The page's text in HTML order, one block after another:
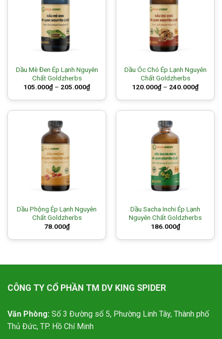
Dầu Mè Đen Ép Lạnh Nguyên
Chất Goldzherbs
105.000₫ – 205.000₫Price
105.000₫
205.000₫
Dầu Óc Chó Ép Lạnh Nguyên
Chất Goldzherbs
120.000₫ – 240.000₫Price
Dầu Phộng Ép Lạnh Nguyên
Chất Goldzherbs
78.000₫
Dầu Sacha Inchi Ép Lạnh
Nguyên Chất Goldzherbs
186.000₫
CÔNG TY CỔ PHẦN TM DV KING SPIDER
Văn Phòng: Số 3 Đường số 5, Phường Linh Tây, Thành phố
Thủ Đức, TP. Hồ Chí Minh